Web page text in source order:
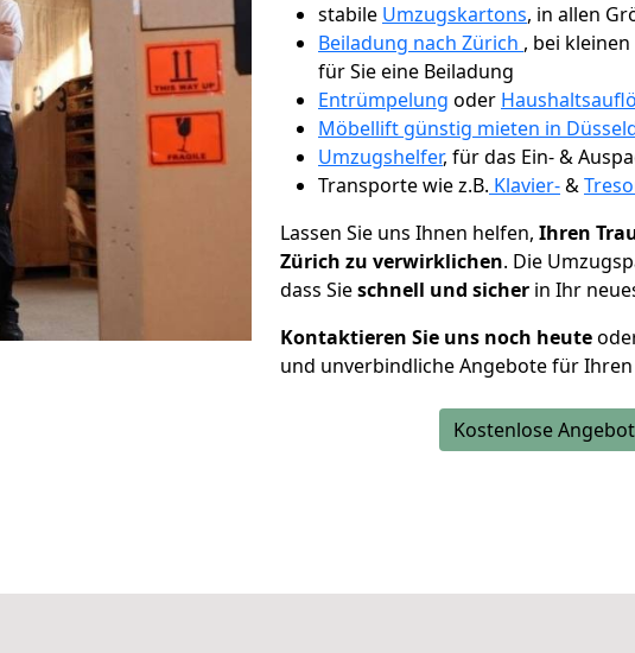
stabile Umzugskartons, in allen
Beiladung nach Zürich , bei
für Sie eine Beiladung
Entrümpelung oder
Möbellift günstig mieten in
Umzugshelfer, für das Ein- &
Transporte wie z.B. Klavier-&
Lassen Sie uns Ihnen helfen, Ihren
Zürich zu verwirklichen. Die
dass Sieschnell und sicher in Ihr
Kontaktieren Sie uns noch heute
und unverbindliche Angebote für
Kostenlose